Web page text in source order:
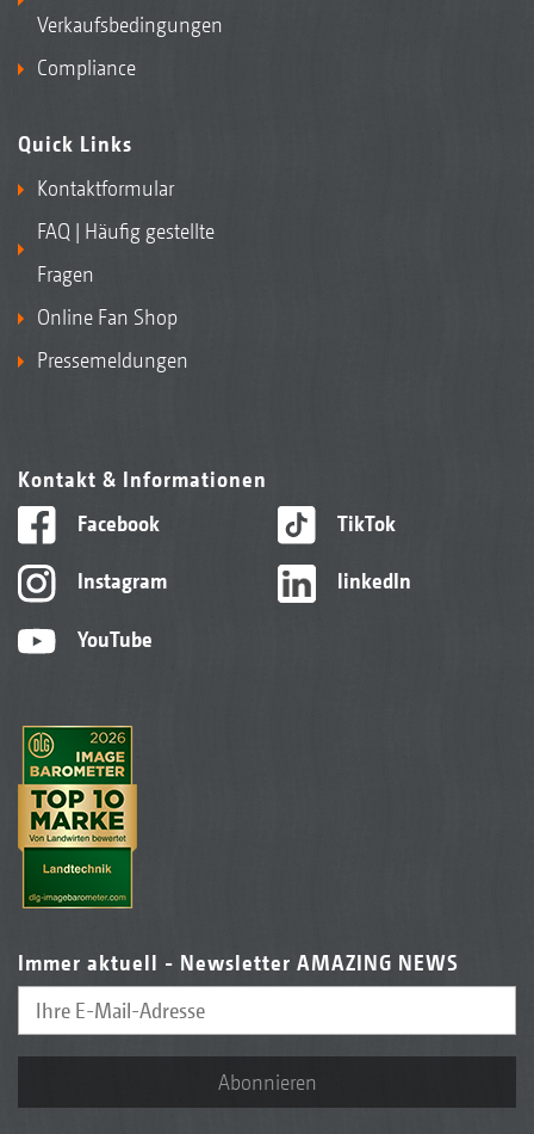
Verkaufsbedingungen
Compliance
Quick Links
Kontaktformular
FAQ | Häufig gestellte
Fragen
Online Fan Shop
Pressemeldungen
Kontakt & Informationen
Facebook
Instagram
YouTube
TikTok
linkedIn
Immer aktuell - Newsletter AMAZING NEWS
Abonnieren